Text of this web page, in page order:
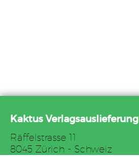
Kaktus Verlagsauslieferung
Räffelstrasse 11
8045 Zürich - Schweiz